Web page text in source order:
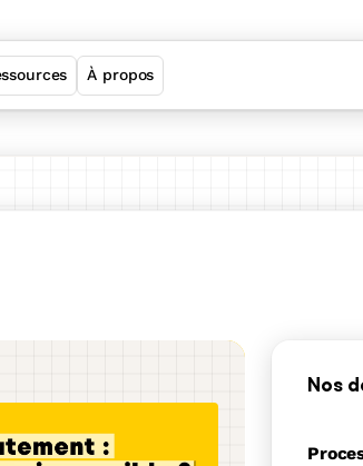
Welcome Job Matching
À propos
Nos